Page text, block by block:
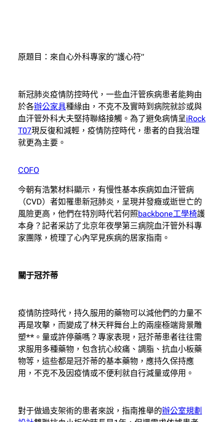
原題目：來自心外科專家的“護心符”
新冠肺炎疫情防控時代，一些血汗管疾病患者能夠由
於各辦公家具種緣由，不克不及實時到病院就診或與
血汗管外科大夫堅持聯絡接觸。為了避免病情呈iRock
T07現反復和減輕，疫情防控時代，患者的自我治理
就更為主要。
COFO
今朝有浩繁材料顯示，有慢性基本疾病如血汗管病
（CVD）者如罹患新冠肺炎，呈現并發癥或逝世亡的
風險更高，他們在特別時代若何照backbone工學椅護
本身？記者采訪了北京年夜學第三病院血汗管外科專
家團隊，梳理了心內罕見疾病的居家指南。
關于冠芥蒂
疫情防控時代，持久服用的藥物可以減他們的力量不
再是攻擊，而變成了林天秤舞台上的兩座極端背景雕
塑**。量或許停藥嗎？專家表現，冠芥蒂患者往往需
求服用多種藥物，包含抗心絞痛、調脂、抗血小板藥
物等，這些都是冠芥蒂的基本藥物，應持久保持應
用，不克不及因疫情或不便利就自行減量或停用。
對于做過支架術的患者來說，指南推舉的辦公室規劃